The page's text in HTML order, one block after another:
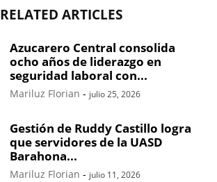
RELATED ARTICLES
Azucarero Central consolida
ocho años de liderazgo en
seguridad laboral con...
Mariluz Florian - julio 25, 2026
Gestión de Ruddy Castillo logra
que servidores de la UASD
Barahona...
Mariluz Florian - julio 11, 2026